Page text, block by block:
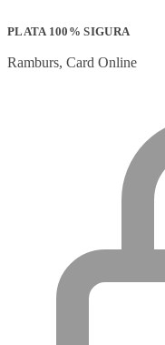
PLATA 100% SIGURA
Ramburs, Card Online